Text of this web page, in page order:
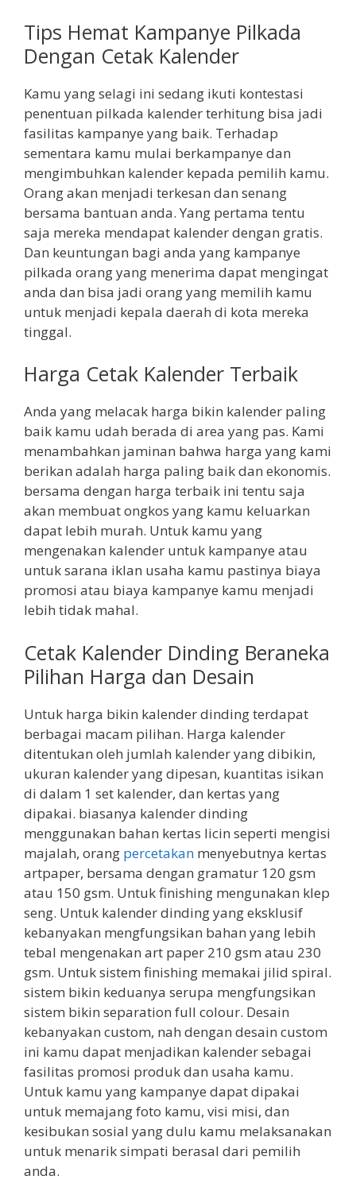
Tips Hemat Kampanye Pilkada
Dengan Cetak Kalender
Kamu yang selagi ini sedang ikuti kontestasi
penentuan pilkada kalender terhitung bisa jadi
fasilitas kampanye yang baik. Terhadap
sementara kamu mulai berkampanye dan
mengimbuhkan kalender kepada pemilih kamu.
Orang akan menjadi terkesan dan senang
bersama bantuan anda. Yang pertama tentu
saja mereka mendapat kalender dengan gratis.
Dan keuntungan bagi anda yang kampanye
pilkada orang yang menerima dapat mengingat
anda dan bisa jadi orang yang memilih kamu
untuk menjadi kepala daerah di kota mereka
tinggal.
Harga Cetak Kalender Terbaik
Anda yang melacak harga bikin kalender paling
baik kamu udah berada di area yang pas. Kami
menambahkan jaminan bahwa harga yang kami
berikan adalah harga paling baik dan ekonomis.
bersama dengan harga terbaik ini tentu saja
akan membuat ongkos yang kamu keluarkan
dapat lebih murah. Untuk kamu yang
mengenakan kalender untuk kampanye atau
untuk sarana iklan usaha kamu pastinya biaya
promosi atau biaya kampanye kamu menjadi
lebih tidak mahal.
Cetak Kalender Dinding Beraneka
Pilihan Harga dan Desain
Untuk harga bikin kalender dinding terdapat
berbagai macam pilihan. Harga kalender
ditentukan oleh jumlah kalender yang dibikin,
ukuran kalender yang dipesan, kuantitas isikan
di dalam 1 set kalender, dan kertas yang
dipakai. biasanya kalender dinding
menggunakan bahan kertas licin seperti mengisi
majalah, orang percetakan menyebutnya kertas
artpaper, bersama dengan gramatur 120 gsm
atau 150 gsm. Untuk finishing mengunakan klep
seng. Untuk kalender dinding yang eksklusif
kebanyakan mengfungsikan bahan yang lebih
tebal mengenakan art paper 210 gsm atau 230
gsm. Untuk sistem finishing memakai jilid spiral.
sistem bikin keduanya serupa mengfungsikan
sistem bikin separation full colour. Desain
kebanyakan custom, nah dengan desain custom
ini kamu dapat menjadikan kalender sebagai
fasilitas promosi produk dan usaha kamu.
Untuk kamu yang kampanye dapat dipakai
untuk memajang foto kamu, visi misi, dan
kesibukan sosial yang dulu kamu melaksanakan
untuk menarik simpati berasal dari pemilih
anda.